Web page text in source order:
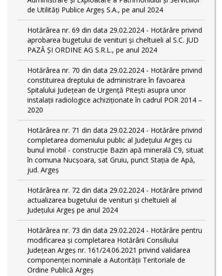
de Utilități Publice Argeș S.A., pe anul 2024
Hotărârea nr. 69 din data 29.02.2024 - Hotărâre privind
aprobarea bugetului de venituri și cheltuieli al S.C. JUD
PAZĂ ȘI ORDINE AG S.R.L., pe anul 2024
Hotărârea nr. 70 din data 29.02.2024 - Hotărâre privind
constituirea dreptului de administrare în favoarea
Spitalului Județean de Urgență Pitești asupra unor
instalații radiologice achiziționate în cadrul POR 2014 –
2020
Hotărârea nr. 71 din data 29.02.2024 - Hotărâre privind
completarea domeniului public al Judeţului Argeş cu
bunul imobil - construcție Bazin apă minerală C9, situat
în comuna Nucșoara, sat Gruiu, punct Stația de Apă,
jud. Argeș
Hotărârea nr. 72 din data 29.02.2024 - Hotărâre privind
actualizarea bugetului de venituri și cheltuieli al
Județului Argeș pe anul 2024
Hotărârea nr. 73 din data 29.02.2024 - Hotărâre pentru
modificarea și completarea Hotărârii Consiliului
Județean Argeș nr. 161/24.06.2021 privind validarea
componenței nominale a Autorității Teritoriale de
Ordine Publică Argeș